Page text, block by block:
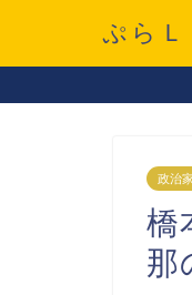
ぷらＬ
政治家
橋
那